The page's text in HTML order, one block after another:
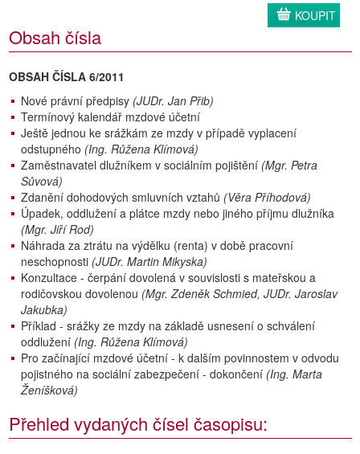
KOUPIT
Obsah čísla
OBSAH ČÍSLA 6/2011
Nové právní předpisy (JUDr. Jan Přib)
Termínový kalendář mzdové účetní
Ještě jednou ke srážkám ze mzdy v případě vyplacení
odstupného (Ing. Růžena Klímová)
Zaměstnavatel dlužníkem v sociálním pojištění (Mgr. Petra
Sůvová)
Zdanění dohodových smluvních vztahů (Věra Příhodová)
Úpadek, oddlužení a plátce mzdy nebo jiného příjmu dlužníka
(Mgr. Jiří Rod)
Náhrada za ztrátu na výdělku (renta) v době pracovní
neschopnosti (JUDr. Martin Mikyska)
Konzultace - čerpání dovolená v souvislosti s mateřskou a
rodičovskou dovolenou (Mgr. Zdeněk Schmied, JUDr. Jaroslav
Jakubka)
Příklad - srážky ze mzdy na základě usnesení o schválení
oddlužení (Ing. Růžena Klímová)
Pro začínající mzdové účetní - k dalším povinnostem v odvodu
pojistného na sociální zabezpečení - dokončení (Ing. Marta
Ženíšková)
Přehled vydaných čísel časopisu: